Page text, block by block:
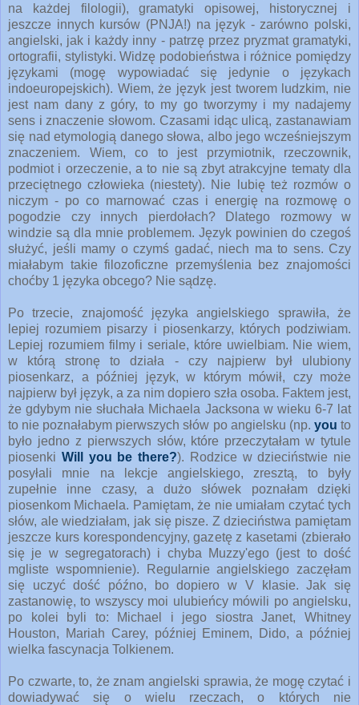
na każdej filologii), gramatyki opisowej, historycznej i
jeszcze innych kursów (PNJA!) na język - zarówno polski,
angielski, jak i każdy inny - patrzę przez pryzmat gramatyki,
ortografii, stylistyki. Widzę podobieństwa i różnice pomiędzy
językami (mogę wypowiadać się jedynie o językach
indoeuropejskich). Wiem, że język jest tworem ludzkim, nie
jest nam dany z góry, to my go tworzymy i my nadajemy
sens i znaczenie słowom. Czasami idąc ulicą, zastanawiam
się nad etymologią danego słowa, albo jego wcześniejszym
znaczeniem. Wiem, co to jest przymiotnik, rzeczownik,
podmiot i orzeczenie, a to nie są zbyt atrakcyjne tematy dla
przeciętnego człowieka (niestety). Nie lubię też rozmów o
niczym - po co marnować czas i energię na rozmowę o
pogodzie czy innych pierdołach? Dlatego rozmowy w
windzie są dla mnie problemem. Język powinien do czegoś
służyć, jeśli mamy o czymś gadać, niech ma to sens. Czy
miałabym takie filozoficzne przemyślenia bez znajomości
choćby 1 języka obcego? Nie sądzę.
Po trzecie, znajomość języka angielskiego sprawiła, że
lepiej rozumiem pisarzy i piosenkarzy, których podziwiam.
Lepiej rozumiem filmy i seriale, które uwielbiam. Nie wiem,
w którą stronę to działa - czy najpierw był ulubiony
piosenkarz, a później język, w którym mówił, czy może
najpierw był język, a za nim dopiero szła osoba. Faktem jest,
że gdybym nie słuchała Michaela Jacksona w wieku 6-7 lat
to nie poznałabym pierwszych słów po angielsku (np. youto
było jedno z pierwszych słów, które przeczytałam w tytule
piosenki Will you be there?). Rodzice w dzieciństwie nie
posyłali mnie na lekcje angielskiego, zresztą, to były
zupełnie inne czasy, a dużo słówek poznałam dzięki
piosenkom Michaela. Pamiętam, że nie umiałam czytać tych
słów, ale wiedziałam, jak się pisze. Z dzieciństwa pamiętam
jeszcze kurs korespondencyjny, gazetę z kasetami (zbierało
się je w segregatorach) i chyba Muzzy'ego (jest to dość
mgliste wspomnienie). Regularnie angielskiego zaczęłam
się uczyć dość późno, bo dopiero w V klasie. Jak się
zastanowię, to wszyscy moi ulubieńcy mówili po angielsku,
po kolei byli to: Michael i jego siostra Janet, Whitney
Houston, Mariah Carey, później Eminem, Dido, a później
wielka fascynacja Tolkienem.
Po czwarte, to, że znam angielski sprawia, że mogę czytać i
dowiadywać się o wielu rzeczach, o których nie